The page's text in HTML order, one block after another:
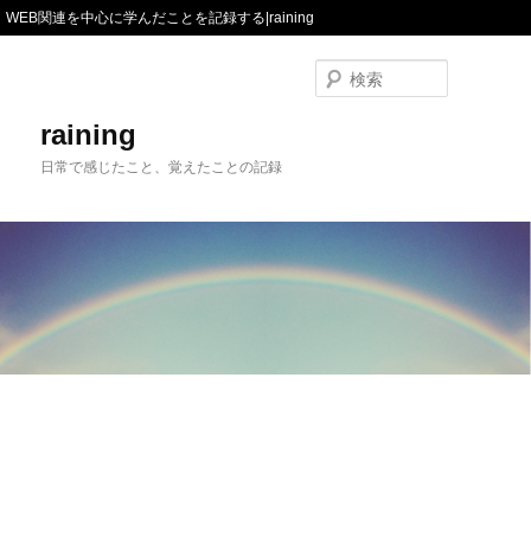
WEB関連を中心に学んだことを記録する|raining
raining
日常で感じたこと、覚えたことの記録